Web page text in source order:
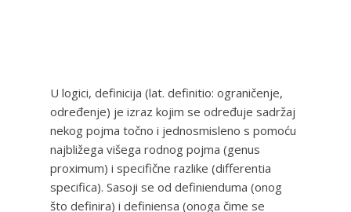
U logici, definicija (lat. definitio: ograničenje,
određenje) je izraz kojim se određuje sadržaj
nekog pojma točno i jednosmisleno s pomoću
najbližega višega rodnog pojma (genus
proximum) i specifične razlike (differentia
specifica). Sasoji se od definienduma (onog
što definira) i definiensa (onoga čime se